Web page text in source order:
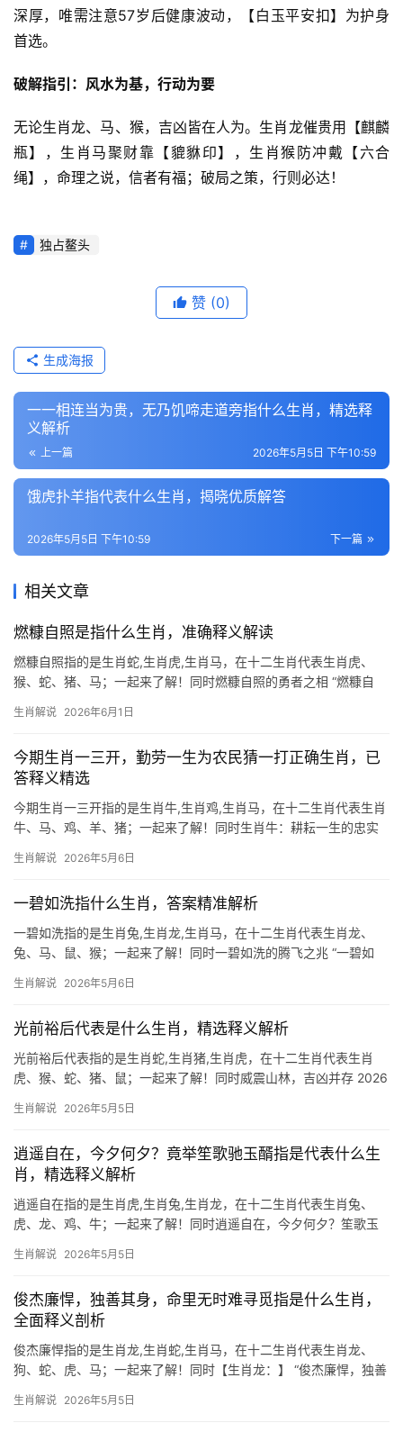
深厚，唯需注意57岁后健康波动，【白玉平安扣】为护身
首选。
破解指引：风水为基，行动为要
无论生肖龙、马、猴，吉凶皆在人为。生肖龙催贵用【麒麟
瓶】，生肖马聚财靠【貔貅印】，生肖猴防冲戴【六合
绳】，命理之说，信者有福；破局之策，行则必达！
独占鳌头
赞 (0)
生成海报
一一相连当为贵，无乃饥啼走道旁指什么生肖，精选释
义解析
上一篇 2026年5月5日 下午10:59
饿虎扑羊指代表什么生肖，揭晓优质解答
下一篇
2026年5月5日 下午10:59
相关文章
燃糠自照是指什么生肖，准确释义解读
燃糠自照指的是生肖蛇,生肖虎,生肖马，在十二生肖代表生肖虎、
猴、蛇、猪、马；一起来了解！同时燃糠自照的勇者之相 “燃糠自
行，若论生肖对应，生肖虎最为贴切——虎为山中之王，即便黑夜
生肖解说 2026年6月1日
今期生肖一三开，勤劳一生为农民猜一打正确生肖，已
答释义精选
今期生肖一三开指的是生肖牛,生肖鸡,生肖马，在十二生肖代表生肖
牛、马、鸡、羊、猪；一起来了解！同时生肖牛：耕耘一生的忠实
在十二生肖中象征坚韧与奉献，正如农民一生面朝黄土背朝天，用
生肖解说 2026年5月6日
一碧如洗指什么生肖，答案精准解析
一碧如洗指的是生肖兔,生肖龙,生肖马，在十二生肖代表生肖龙、
兔、马、鼠、猴；一起来了解！同时一碧如洗的腾飞之兆 “一碧如
势如晴空般明朗通透，龙为辰土，五行属阳，天生自带贵气，尤其
生肖解说 2026年5月6日
光前裕后代表是什么生肖，精选释义解析
光前裕后代表指的是生肖蛇,生肖猪,生肖虎，在十二生肖代表生肖
虎、猴、蛇、猪、鼠；一起来了解！同时威震山林，吉凶并存 2026
舟，29岁至51岁者，职场恐遭打压，项目易被他人横插一手，团队
生肖解说 2026年5月5日
逍遥自在，今夕何夕？竟举笙歌驰玉醑指是代表什么生
肖，精选释义解析
逍遥自在指的是生肖虎,生肖兔,生肖龙，在十二生肖代表生肖兔、
虎、龙、鸡、牛；一起来了解！同时逍遥自在，今夕何夕？笙歌玉
藏生肖兔的灵动机敏，玉醑为美酒，笙歌喻欢宴，恰似生肖兔擅借
生肖解说 2026年5月5日
俊杰廉悍，独善其身，命里无时难寻觅指是什么生肖，
全面释义剖析
俊杰廉悍指的是生肖龙,生肖蛇,生肖马，在十二生肖代表生肖龙、
狗、蛇、虎、马；一起来了解！同时【生肖龙：】 “俊杰廉悍，独善
带三分贵气，但命里无时，纵使才华横溢，也易陷入“郁郁寡欢”之
生肖解说 2026年5月5日